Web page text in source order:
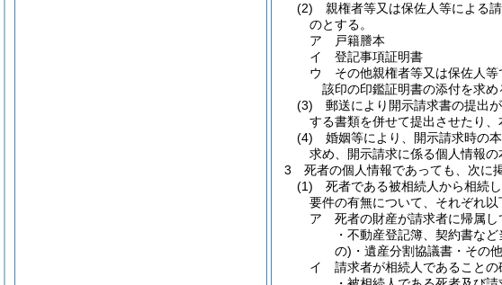
(2)
親権者等又は保佐人等による請
のとする。
ア
戸籍謄本
イ
登記事項証明書
ウ
その他親権者等又は保佐人等
該印の印鑑証明書の添付を求め
(3)
郵送により開示請求書の提出
する書類を併せて提出させたり
(4)
婚姻等により、開示請求時の
求め、開示請求に係る個人情報の
3
死者の個人情報であっても、次に
(1)
死者である被相続人から相続
要件の有無について、それぞれ
ア
死者の財産が請求者に帰属
・不動産登記簿、契約書な
の) ・遺産分割協議書・その
イ
請求者が相続人であることの